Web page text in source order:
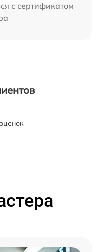
с сертификатом